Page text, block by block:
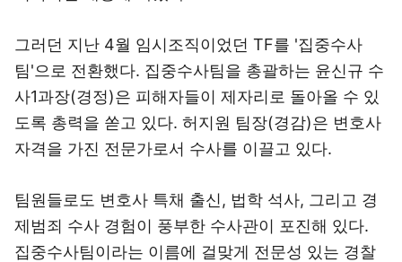
그러던 지난 4월 임시조직이었던 TF를 '집중수사
팀'으로 전환했다. 집중수사팀을 총괄하는 윤신규 수
사1과장(경정)은 피해자들이 제자리로 돌아올 수 있
도록 총력을 쏟고 있다. 허지원 팀장(경감)은 변호사
자격을 가진 전문가로서 수사를 이끌고 있다.
팀원들로도 변호사 특채 출신, 법학 석사, 그리고 경
제범죄 수사 경험이 풍부한 수사관이 포진해 있다.
집중수사팀이라는 이름에 걸맞게 전문성 있는 경찰